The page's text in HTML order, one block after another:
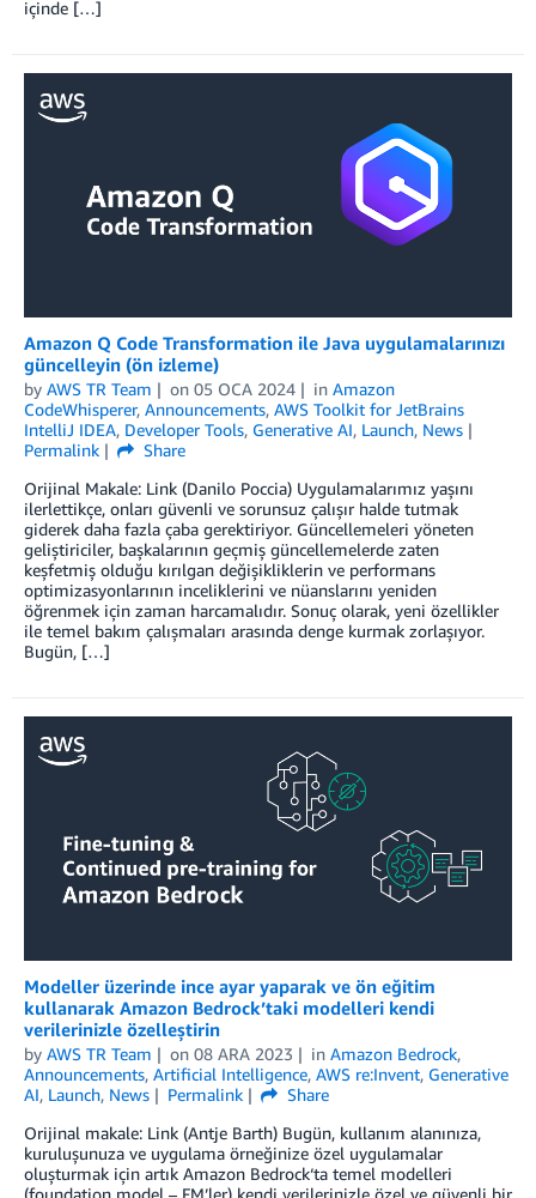
içinde […]
Amazon Q Code Transformation ile Java uygulamalarınızı
güncelleyin (ön izleme)
by AWS TR Team on 05 OCA 2024 in Amazon
CodeWhisperer, Announcements, AWS Toolkit for JetBrains
IntelliJ IDEA, Developer Tools, Generative AI, Launch, News
Permalink
Share
Orijinal Makale: Link (Danilo Poccia) Uygulamalarımız yaşını
ilerlettikçe, onları güvenli ve sorunsuz çalışır halde tutmak
giderek daha fazla çaba gerektiriyor. Güncellemeleri yöneten
geliştiriciler, başkalarının geçmiş güncellemelerde zaten
keşfetmiş olduğu kırılgan değişikliklerin ve performans
optimizasyonlarının inceliklerini ve nüanslarını yeniden
öğrenmek için zaman harcamalıdır. Sonuç olarak, yeni özellikler
ile temel bakım çalışmaları arasında denge kurmak zorlaşıyor.
Bugün, […]
Modeller üzerinde ince ayar yaparak ve ön eğitim
kullanarak Amazon Bedrock’taki modelleri kendi
verilerinizle özelleştirin
by AWS TR Team on 08 ARA 2023 in Amazon Bedrock,
Announcements, Artificial Intelligence, AWS re:Invent, Generative
AI, Launch, News Permalink
Share
Orijinal makale: Link (Antje Barth) Bugün, kullanım alanınıza,
kuruluşunuza ve uygulama örneğinize özel uygulamalar
oluşturmak için artık Amazon Bedrock‘ta temel modelleri